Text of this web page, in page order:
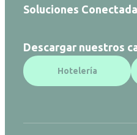
Soluciones
Descargar nuestros
Hotelería